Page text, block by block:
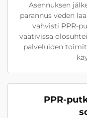
Asennuksen
parannus veden
vahvisti PPR-
vaativissa
palveluiden
PPR-